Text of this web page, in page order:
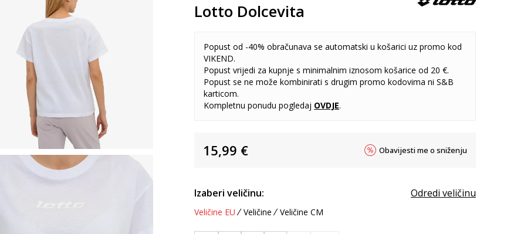
Lotto Dolcevita
Popust od -40% obračunava se automatski u košarici uz promo kod
VIKEND.
Popust vrijedi za kupnje s minimalnim iznosom košarice od 20 €.
Popust se ne može kombinirati s drugim promo kodovima ni S&B
karticom.
Kompletnu ponudu pogledaj OVDJE.
15,99 € Obavijesti me o sniženju
Izaberi veličinu: Odredi veličinu
Veličine EU Veličine Veličine CM